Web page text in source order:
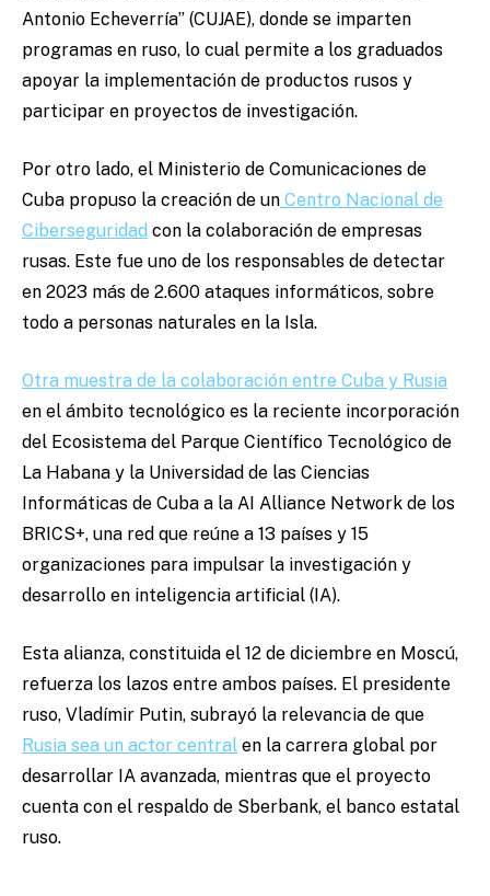
Antonio Echeverría” (CUJAE), donde se imparten
programas en ruso, lo cual permite a los graduados
apoyar la implementación de productos rusos y
participar en proyectos de investigación.
Por otro lado, el Ministerio de Comunicaciones de
Cuba propuso la creación de un Centro Nacional de
Ciberseguridad con la colaboración de empresas
rusas. Este fue uno de los responsables de detectar
en 2023 más de 2.600 ataques informáticos, sobre
todo a personas naturales en la Isla.
Otra muestra de la colaboración entre Cuba y Rusia
en el ámbito tecnológico es la reciente incorporación
del Ecosistema del Parque Científico Tecnológico de
La Habana y la Universidad de las Ciencias
Informáticas de Cuba a la AI Alliance Network de los
BRICS+, una red que reúne a 13 países y 15
organizaciones para impulsar la investigación y
desarrollo en inteligencia artificial (IA).
Esta alianza, constituida el 12 de diciembre en Moscú,
refuerza los lazos entre ambos países. El presidente
ruso, Vladímir Putin, subrayó la relevancia de que
Rusia sea un actor central en la carrera global por
desarrollar IA avanzada, mientras que el proyecto
cuenta con el respaldo de Sberbank, el banco estatal
ruso.